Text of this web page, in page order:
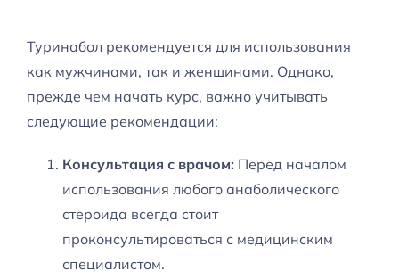
Туринабол рекомендуется для использования
как мужчинами, так и женщинами. Однако,
прежде чем начать курс, важно учитывать
следующие рекомендации:
Консультация с врачом: Перед началом
использования любого анаболического
стероида всегда стоит
проконсультироваться с медицинским
специалистом.